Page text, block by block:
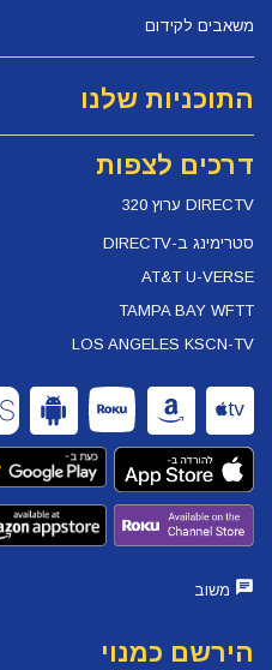
משאבים לקידום
התוכניות שלנו
דרכים לצפות
DIRECTV ערוץ 320
סטרימינג ב-DIRECTV
AT&T U-VERSE
TAMPA BAY WFTT
LOS ANGELES KSCN-TV
משוב
הירשם כמנוי